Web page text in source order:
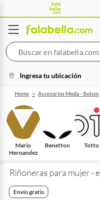
location-
icon
Ingresa tu ubicación
Home Accesorios Moda - Bolsos
Mario
Hernandez
Benetton Totto
Riñoneras para mujer -
Envío gratis